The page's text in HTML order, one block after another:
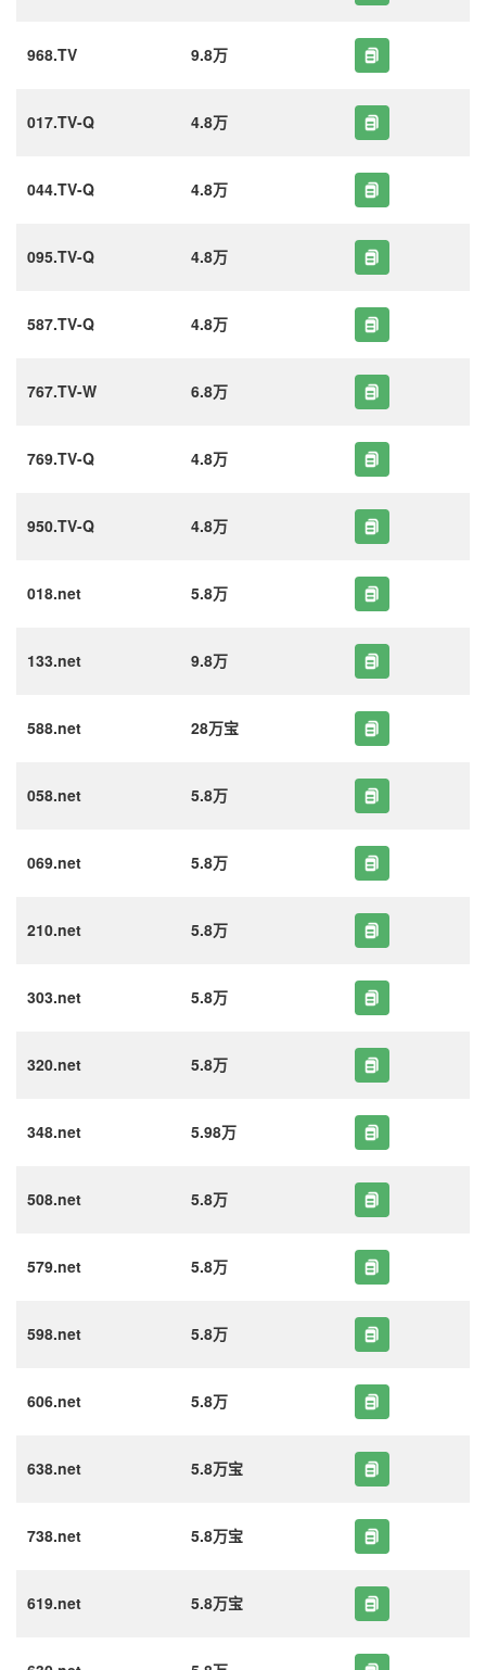
968.TV 9.8万
017.TV-Q 4.8万
044.TV-Q 4.8万
095.TV-Q 4.8万
587.TV-Q 4.8万
767.TV-W 6.8万
769.TV-Q 4.8万
950.TV-Q 4.8万
018.net 5.8万
133.net 9.8万
588.net 28万宝
058.net 5.8万
069.net 5.8万
210.net 5.8万
303.net 5.8万
320.net 5.8万
348.net 5.98万
508.net 5.8万
579.net 5.8万
598.net 5.8万
606.net 5.8万
638.net 5.8万宝
738.net 5.8万宝
619.net 5.8万宝